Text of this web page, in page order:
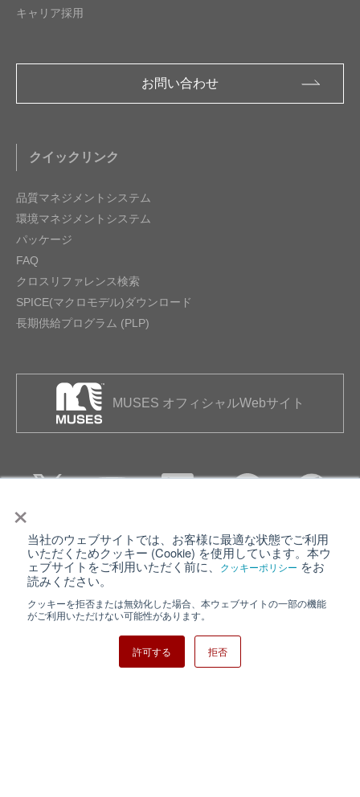
×
当社のウェブサイトでは、お客様に最適な状態でご利用
いただくためクッキー (Cookie) を使用しています。本ウ
ェブサイトをご利用いただく前に、
クッキーポリシー をお
読みください。
クッキーを拒否または無効化した場合、本ウェブサイトの一部の機能
がご利用いただけない可能性があります。
許可する 拒否
キャリア採用
お問い合わせ
クイックリンク
品質マネジメントシステム
環境マネジメントシステム
パッケージ
FAQ
クロスリファレンス検索
SPICE(マクロモデル)ダウンロード
長期供給プログラム (PLP)
MUSES オフィシャルWebサイト
個人情報保護について ウェブサイト利用規約
クッキーポリシー
日清紡ホールディングス
Copyright ⓒ Nisshinbo Micro Devices Inc. All Rights Reserved.